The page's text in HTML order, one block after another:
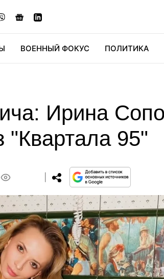
ВОЕННЫЙ ФОКУС ПОЛИТИКА
Ирина
"Квартала 95"